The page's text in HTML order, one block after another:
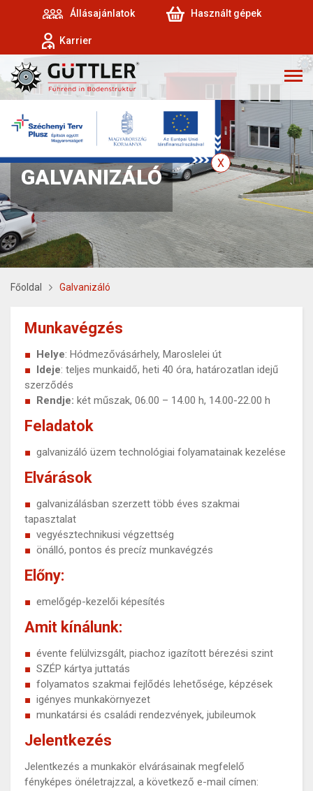
Állásajánlatok Használt gépek
Karrier
GALVANIZÁLÓ
Főoldal Galvanizáló
Munkavégzés
Helye: Hódmezővásárhely, Maroslelei út
Ideje: teljes munkaidő, heti 40 óra, határozatlan idejű
szerződés
Rendje: két műszak, 06.00 – 14.00 h, 14.00-22.00 h
Feladatok
galvanizáló üzem technológiai folyamatainak kezelése
Elvárások
galvanizálásban szerzett több éves szakmai
tapasztalat
vegyésztechnikusi végzettség
önálló, pontos és precíz munkavégzés
Előny:
emelőgép-kezelői képesítés
Amit kínálunk:
évente felülvizsgált, piachoz igazított bérezési szint
SZÉP kártya juttatás
folyamatos szakmai fejlődés lehetősége, képzések
igényes munkakörnyezet
munkatársi és családi rendezvények, jubileumok
Jelentkezés
Jelentkezés a munkakör elvárásainak megfelelő
fényképes önéletrajzzal, a következő e-mail címen: